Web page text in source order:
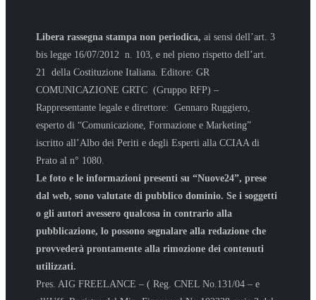
Libera rassegna stampa non periodica,ai sensi dell’art. 3
bis legge 16/07/2012 n. 103, e nel pieno rispetto dell’art.
21 della Costituzione Italiana. Editore: GR
COMUNICAZIONE GRTC (Gruppo RFP) –
Rappresentante legale e direttore: Gennaro Ruggiero,
esperto di “Comunicazione, Formazione e Marketing”
iscritto all’Albo dei Periti e degli Esperti alla CCIAA di
Prato al n° 1080.
Le foto e le informazioni presenti su “Nuove24”, prese
dal web, sono valutate di pubblico dominio. Se i soggetti
o gli autori avessero qualcosa in contrario alla
pubblicazione, lo possono segnalare alla redazione che
provvederà prontamente alla rimozione dei contenuti
utilizzati.
Pres. AIG FREELANCE – ( Reg. CNEL No.131/04 – e